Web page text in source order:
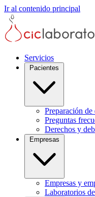
Ir al contenido principal
Servicios
Preparación de
Preguntas
Derechos y
Empresas y
Laboratorios